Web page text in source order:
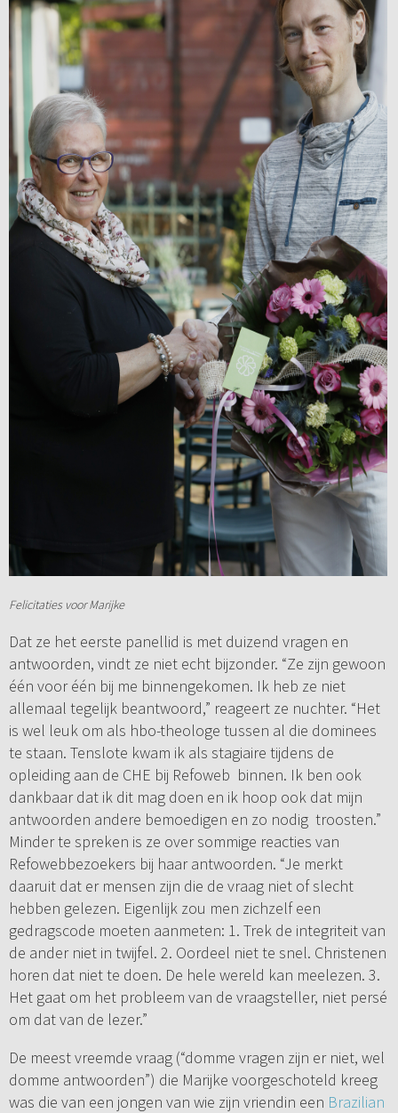
Felicitaties voor Marijke
Dat ze het eerste panellid is met duizend vragen en
antwoorden, vindt ze niet echt bijzonder. “Ze zijn gewoon
één voor één bij me binnengekomen. Ik heb ze niet
allemaal tegelijk beantwoord,” reageert ze nuchter. “Het
is wel leuk om als hbo-theologe tussen al die dominees
te staan. Tenslote kwam ik als stagiaire tijdens de
opleiding aan de CHE bij Refoweb binnen. Ik ben ook
dankbaar dat ik dit mag doen en ik hoop ook dat mijn
antwoorden andere bemoedigen en zo nodig troosten.”
Minder te spreken is ze over sommige reacties van
Refowebbezoekers bij haar antwoorden. “Je merkt
daaruit dat er mensen zijn die de vraag niet of slecht
hebben gelezen. Eigenlijk zou men zichzelf een
gedragscode moeten aanmeten: 1. Trek de integriteit van
de ander niet in twijfel. 2. Oordeel niet te snel. Christenen
horen dat niet te doen. De hele wereld kan meelezen. 3.
Het gaat om het probleem van de vraagsteller, niet persé
om dat van de lezer.”
De meest vreemde vraag (“domme vragen zijn er niet, wel
domme antwoorden”) die Marijke voorgeschoteld kreeg
was die van een jongen van wie zijn vriendin een Brazilian